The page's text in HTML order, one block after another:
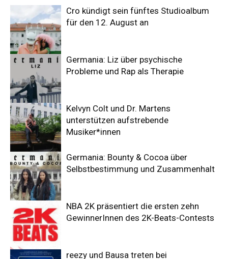
Cro kündigt sein fünftes Studioalbum
für den 12. August an
Germania: Liz über psychische
Probleme und Rap als Therapie
Kelvyn Colt und Dr. Martens
unterstützen aufstrebende
Musiker*innen
Germania: Bounty & Cocoa über
Selbstbestimmung und Zusammenhalt
NBA 2K präsentiert die ersten zehn
GewinnerInnen des 2K-Beats-Contests
reezy und Bausa treten bei